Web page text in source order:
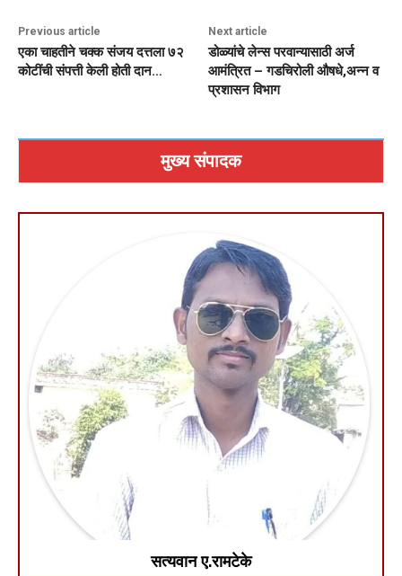
Previous article
एका चाहतीने चक्क संजय दत्तला ७२
कोटींची संपत्ती केली होती दान…
Next article
डोळ्यांचे लेन्स परवान्यासाठी अर्ज
आमंत्रित – गडचिरोली औषधे,अन्न व
प्रशासन विभाग
मुख्य संपादक
सत्यवान ए.रामटेके